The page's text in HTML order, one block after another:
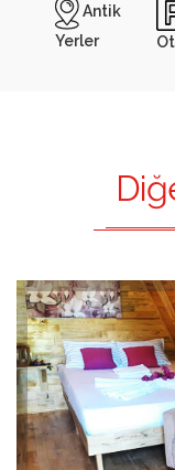
Antik
Yerler